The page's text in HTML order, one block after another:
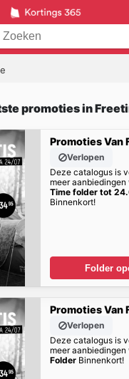
promoties in
Promoties Van
Verlopen
Deze catalogus is
meer aanbiedingen
Time folder tot
Binnenkort!
Folder
Promoties Van
Verlopen
Deze catalogus is
meer aanbiedingen
FolderBinnenkort!